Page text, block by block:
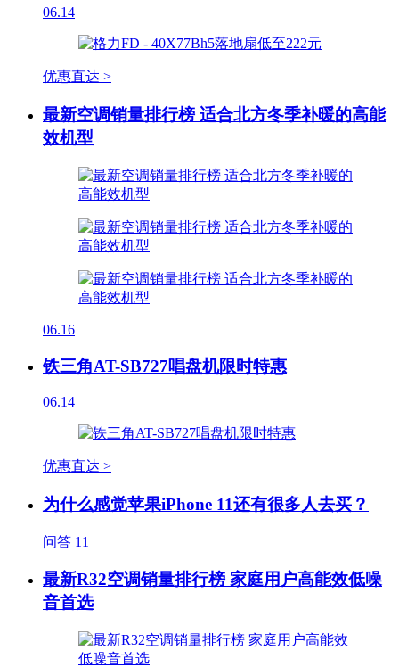
06.14
优惠直达 >
最新空调销量排行榜 适合北方冬季补暖的高能
效机型
06.16
铁三角AT-SB727唱盘机限时特惠
06.14
优惠直达 >
为什么感觉苹果iPhone 11还有很多人去买？
问答 11
最新R32空调销量排行榜 家庭用户高能效低噪
音首选